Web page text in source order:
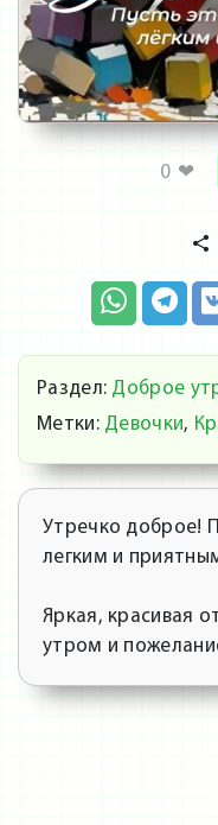
0 ❤
Раздел: Доброе
Метки: Девочки,
Утречко доброе!
легким и
Яркая, красивая
утром и